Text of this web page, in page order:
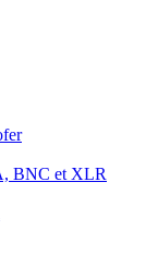
BNC et XLR